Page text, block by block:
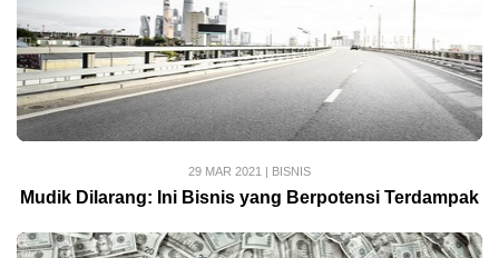
29 MAR 2021 | BISNIS
Mudik Dilarang: Ini Bisnis yang Berpotensi Terdampak